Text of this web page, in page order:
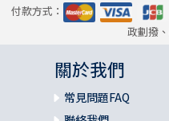
付款方式：
政劃撥
關於我們
常見問題FAQ